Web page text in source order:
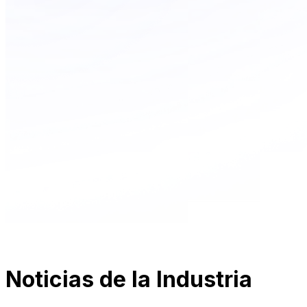
Noticias de la Industria